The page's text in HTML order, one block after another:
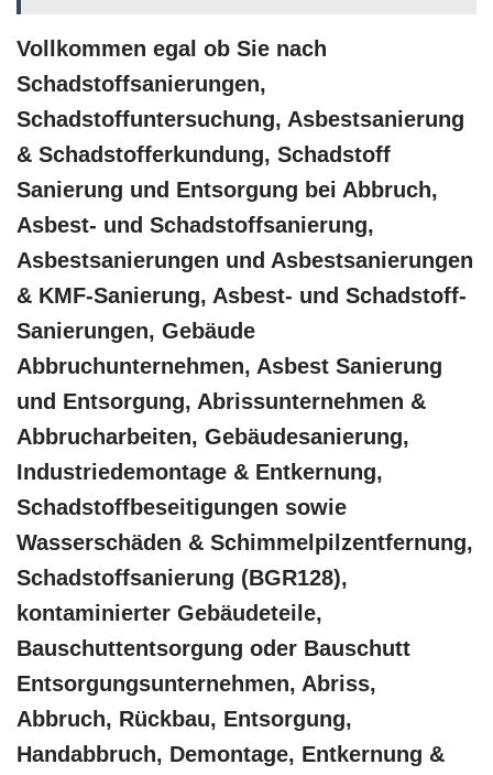
Vollkommen egal ob Sie nach
Schadstoffsanierungen,
Schadstoffuntersuchung, Asbestsanierung
& Schadstofferkundung, Schadstoff
Sanierung und Entsorgung bei Abbruch,
Asbest- und Schadstoffsanierung,
Asbestsanierungen und Asbestsanierungen
& KMF-Sanierung, Asbest- und Schadstoff-
Sanierungen, Gebäude
Abbruchunternehmen, Asbest Sanierung
und Entsorgung, Abrissunternehmen &
Abbrucharbeiten, Gebäudesanierung,
Industriedemontage & Entkernung,
Schadstoffbeseitigungen sowie
Wasserschäden & Schimmelpilzentfernung,
Schadstoffsanierung (BGR128),
kontaminierter Gebäudeteile,
Bauschuttentsorgung oder Bauschutt
Entsorgungsunternehmen, Abriss,
Abbruch, Rückbau, Entsorgung,
Handabbruch, Demontage, Entkernung &